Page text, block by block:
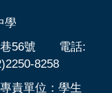
學
巷56號 電話:
8258
責單位：學生